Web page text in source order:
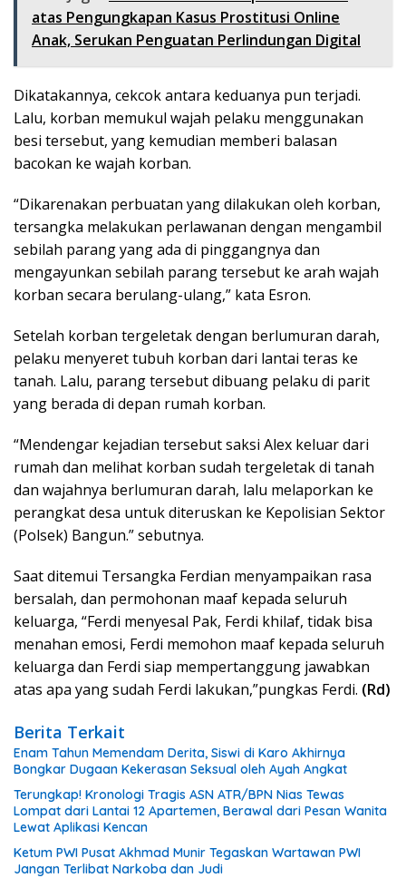
atas Pengungkapan Kasus Prostitusi Online
Anak, Serukan Penguatan Perlindungan Digital
Dikatakannya, cekcok antara keduanya pun terjadi.
Lalu, korban memukul wajah pelaku menggunakan
besi tersebut, yang kemudian memberi balasan
bacokan ke wajah korban.
“Dikarenakan perbuatan yang dilakukan oleh korban,
tersangka melakukan perlawanan dengan mengambil
sebilah parang yang ada di pinggangnya dan
mengayunkan sebilah parang tersebut ke arah wajah
korban secara berulang-ulang,” kata Esron.
Setelah korban tergeletak dengan berlumuran darah,
pelaku menyeret tubuh korban dari lantai teras ke
tanah. Lalu, parang tersebut dibuang pelaku di parit
yang berada di depan rumah korban.
“Mendengar kejadian tersebut saksi Alex keluar dari
rumah dan melihat korban sudah tergeletak di tanah
dan wajahnya berlumuran darah, lalu melaporkan ke
perangkat desa untuk diteruskan ke Kepolisian Sektor
(Polsek) Bangun.” sebutnya.
Saat ditemui Tersangka Ferdian menyampaikan rasa
bersalah, dan permohonan maaf kepada seluruh
keluarga, “Ferdi menyesal Pak, Ferdi khilaf, tidak bisa
menahan emosi, Ferdi memohon maaf kepada seluruh
keluarga dan Ferdi siap mempertanggung jawabkan
atas apa yang sudah Ferdi lakukan,”pungkas Ferdi. (Rd)
Berita Terkait
Enam Tahun Memendam Derita, Siswi di Karo Akhirnya
Bongkar Dugaan Kekerasan Seksual oleh Ayah Angkat
Terungkap! Kronologi Tragis ASN ATR/BPN Nias Tewas
Lompat dari Lantai 12 Apartemen, Berawal dari Pesan Wanita
Lewat Aplikasi Kencan
Ketum PWI Pusat Akhmad Munir Tegaskan Wartawan PWI
Jangan Terlibat Narkoba dan Judi